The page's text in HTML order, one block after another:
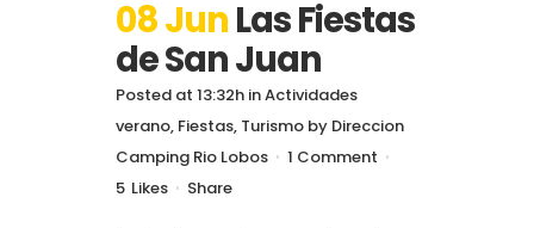
08 Jun Las Fiestas
de San Juan
Posted at 13:32h inActividades
verano, Fiestas, Turismo by Direccion
Camping Rio Lobos
1 Comment
5 Likes Share